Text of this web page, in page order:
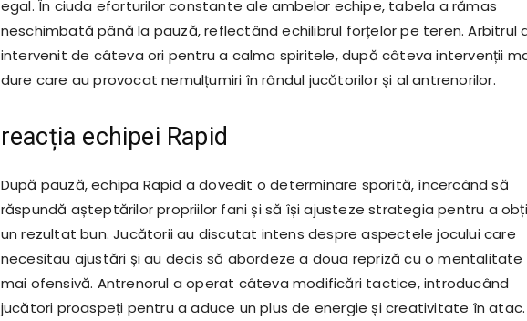
egal. În ciuda eforturilor constante ale ambelor echipe, tabela a rămas
neschimbată până la pauză, reflectând echilibrul forțelor pe teren. Arbitrul
intervenit de câteva ori pentru a calma spiritele, după câteva intervenții
dure care au provocat nemulțumiri în rândul jucătorilor și al antrenorilor.
reacția echipei Rapid
După pauză, echipa Rapid a dovedit o determinare sporită, încercând să
răspundă așteptărilor propriilor fani și să își ajusteze strategia pentru a
un rezultat bun. Jucătorii au discutat intens despre aspectele jocului care
necesitau ajustări și au decis să abordeze a doua repriză cu o mentalitate
mai ofensivă. Antrenorul a operat câteva modificări tactice, introducând
jucători proaspeți pentru a aduce un plus de energie și creativitate în atac.